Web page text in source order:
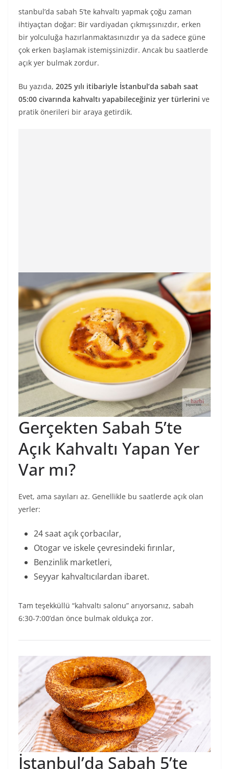
stanbul’da sabah 5’te kahvaltı yapmak çoğu zaman
ihtiyaçtan doğar: Bir vardiyadan çıkmışsınızdır, erken
bir yolculuğa hazırlanmaktasınızdır ya da sadece güne
çok erken başlamak istemişsinizdir. Ancak bu saatlerde
açık yer bulmak zordur.
Bu yazıda, 2025 yılı itibariyle İstanbul’da sabah saat
05:00 civarında kahvaltı yapabileceğiniz yer türlerini ve
pratik önerileri bir araya getirdik.
Gerçekten Sabah 5’te
Açık Kahvaltı Yapan Yer
Var mı?
Evet, ama sayıları az. Genellikle bu saatlerde açık olan
yerler:
24 saat açık çorbacılar,
Otogar ve iskele çevresindeki fırınlar,
Benzinlik marketleri,
Seyyar kahvaltıcılardan ibaret.
Tam teşekküllü “kahvaltı salonu” arıyorsanız, sabah
6:30-7:00’dan önce bulmak oldukça zor.
İstanbul’da Sabah 5’te